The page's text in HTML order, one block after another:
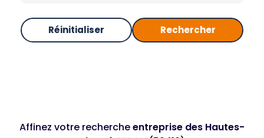
Réinitialiser Rechercher
Affinez votre rechercheentreprise des Hautes-